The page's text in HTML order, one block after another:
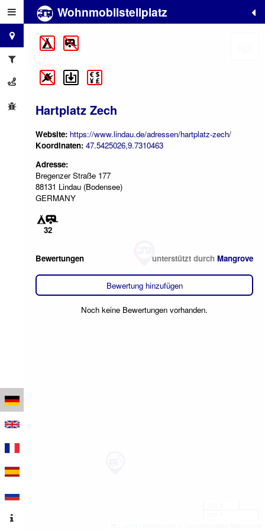
Wohnmobilstellplatz
Hartplatz Zech
Website: https://www.lindau.de/adressen/hartplatz-zech/
Koordinaten: 47.5425026,9.7310463
Adresse:
Bregenzer Straße 177
88131 Lindau (Bodensee)
GERMANY
32
Bewertungen unterstützt durch Mangrove
Bewertung hinzufügen
Noch keine Bewertungen vorhanden.
+
−